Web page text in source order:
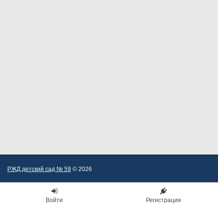
РЖД детский сад № 59 © 2026
Войти Регистрация